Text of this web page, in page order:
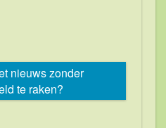
nieuws zonder
te raken?